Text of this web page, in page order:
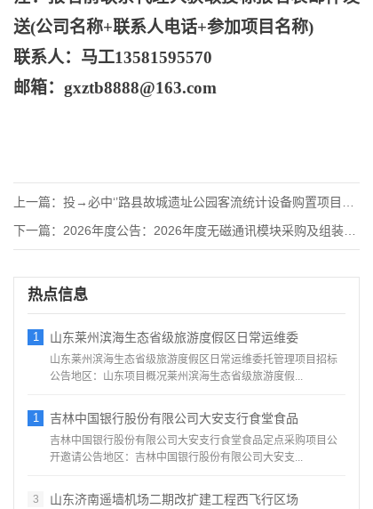
送(公司名称+联系人电话+参加项目名称)
联系人：马工13581595570
邮箱： gxztb8888@163.com
上一篇： 投→必中‘’路县故城遗址公园客流统计设备购置项目竞争性磋商公
下一篇： 2026年度公告：2026年度无磁通讯模块采购及组装招标公告
热点信息
1 山东莱州滨海生态省级旅游度假区日常运维委
山东莱州滨海生态省级旅游度假区日常运维委托管理项目招标
公告地区：山东项目概况莱州滨海生态省级旅游度假...
1 吉林中国银行股份有限公司大安支行食堂食品
吉林中国银行股份有限公司大安支行食堂食品定点采购项目公
开邀请公告地区：吉林中国银行股份有限公司大安支...
3 山东济南遥墙机场二期改扩建工程西飞行区场